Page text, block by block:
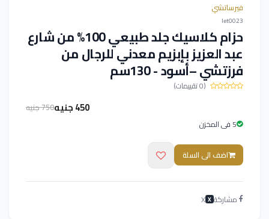
فيرساتشي
let0023
حزام كلاسيك جلد طبيعي 100% من شارع
عبد العزيز بإبزيم معدني للرجال من
فرزتشي –أسود - 130سم
(0 تقييمات)
450 جنيه
750 جنيه
5 فى المخزن
اضف الى السلة
مشاركة X
X